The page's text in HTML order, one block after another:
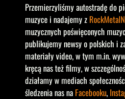
Przemierzyliśmy autostradę do
muzyce i nadajemy z
muzycznych poświęconych
publikujemy newsy o polskich i
materiały video, w tym m.in.
kręcą nas też filmy, w
działamy w mediach
śledzenia nas na Facebooku,